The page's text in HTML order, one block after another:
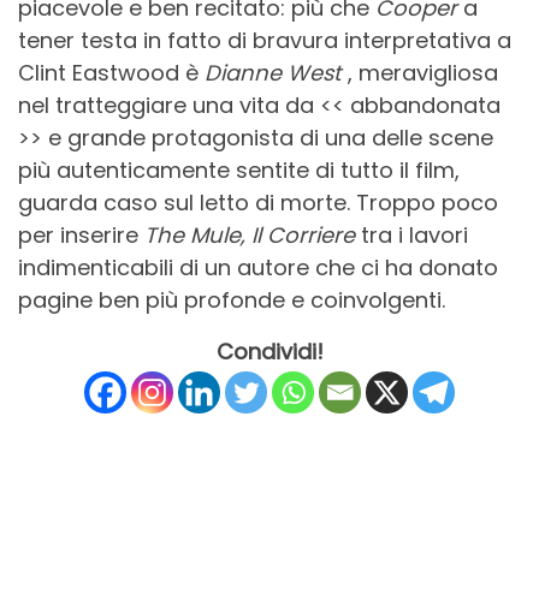
piacevole e ben recitato: più che Coopera
tener testa in fatto di bravura interpretativa a
Clint Eastwood è Dianne West, meravigliosa
nel tratteggiare una vita da << abbandonata
>> e grande protagonista di una delle scene
più autenticamente sentite di tutto il film,
guarda caso sul letto di morte. Troppo poco
per inserire The Mule, Il Corrieretra i lavori
indimenticabili di un autore che ci ha donato
pagine ben più profonde e coinvolgenti.
Condividi!